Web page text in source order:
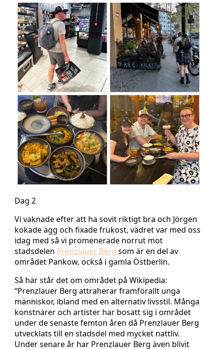
Dag 2
Vi vaknade efter att ha sovit riktigt bra och Jörgen
kokade ägg och fixade frukost, vädret var med oss
idag med så vi promenerade norrut mot
stadsdelen Prenzlauer Berg som är en del av
området Pankow, också i gamla Östberlin.
Så här står det om området på Wikipedia:
“Prenzlauer Berg attraherar framförallt unga
människor, ibland med en alternativ livsstil. Många
konstnärer och artister har bosatt sig i området
under de senaste femton åren då Prenzlauer Berg
utvecklats till en stadsdel med mycket nattliv.
Under senare år har Prenzlauer Berg även blivit